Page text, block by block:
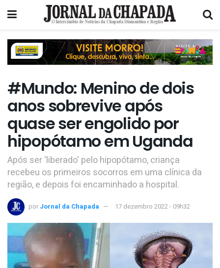
#Mundo: Menino de dois
anos sobrevive após
quase ser engolido por
hipopótamo em Uganda
Após ser ‘liberado' pelo hipopótamo, criança
recebeu os primeiros socorros em uma clínica da
região, e depois foi encaminhado a hospital.
por Jornal da Chapada 17 dezembro 2022 - 09h32